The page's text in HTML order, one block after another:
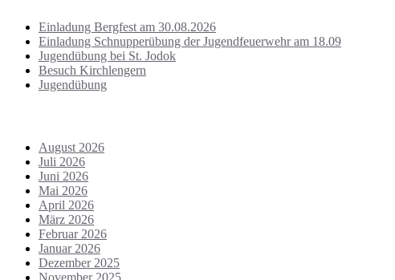
Einladung Bergfest am 30.08.2026
Einladung Schnupperübung der Jugendfeuerwehr am 18.09
Jugendübung bei St. Jodok
Besuch Kirchlengern
Jugendübung
August 2026
Juli 2026
Juni 2026
Mai 2026
April 2026
März 2026
Februar 2026
Januar 2026
Dezember 2025
November 2025